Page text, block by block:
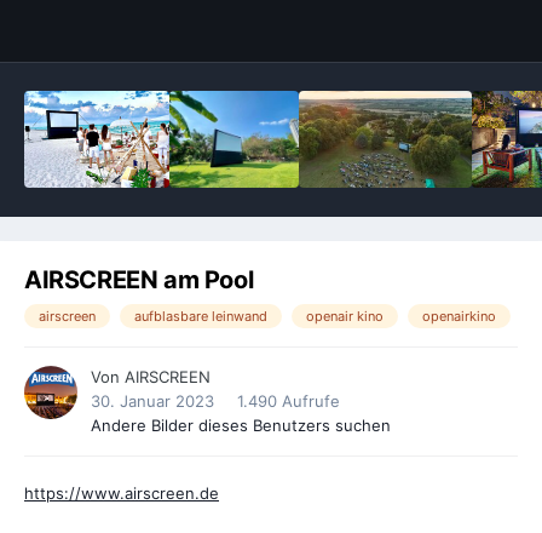
AIRSCREEN am Pool
airscreen aufblasbare leinwand openair kino openairkino
Von AIRSCREEN
30. Januar 2023
1.490 Aufrufe
Andere Bilder dieses Benutzers suchen
https://www.airscreen.de